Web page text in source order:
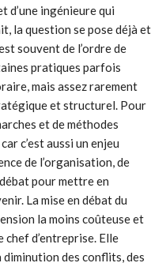
d’une ingénieure qui
la question se pose déjà et
souvent de l’ordre de
pratiques parfois
mais assez rarement
et structurel. Pour
et de méthodes
c’est aussi un enjeu
de l’organisation, de
pour mettre en
La mise en débat du
la moins coûteuse et
chef d’entreprise. Elle
des conflits, des